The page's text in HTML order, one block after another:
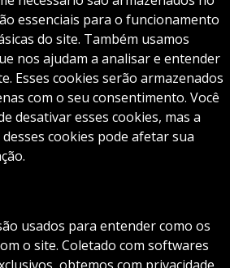
essenciais para o funcionamento
do site. Também usamos
nos ajudam a analisar e entender
Esses cookies serão armazenados
com o seu consentimento. Você
desativar esses cookies, mas a
cookies pode afetar sua
usados para entender como os
o site. Coletado com softwares